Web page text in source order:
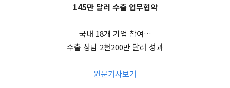
145만 달러 수출 업무협약
국내 18개 기업 참여…
수출 상담 2천200만 달러 성과
원문기사보기